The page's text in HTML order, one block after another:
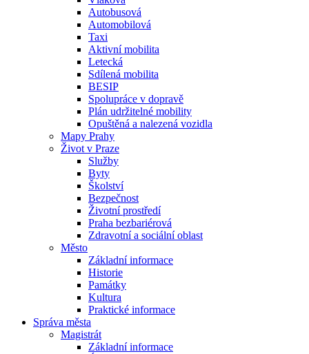
Autobusová
Automobilová
Taxi
Aktivní mobilita
Letecká
Sdílená mobilita
BESIP
Spolupráce v dopravě
Plán udržitelné mobility
Opuštěná a nalezená vozidla
Mapy Prahy
Život v Praze
Služby
Byty
Školství
Bezpečnost
Životní prostředí
Praha bezbariérová
Zdravotní a sociální oblast
Město
Základní informace
Historie
Památky
Kultura
Praktické informace
Správa města
Magistrát
Základní informace